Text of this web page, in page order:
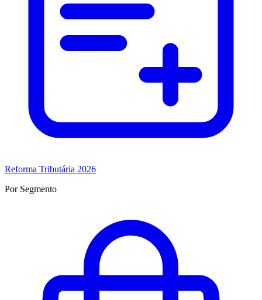
Reforma Tributária 2026
Por Segmento